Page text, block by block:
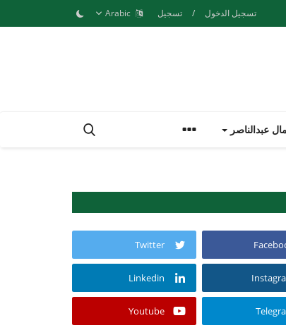
تسجيل الدخول / تسجيل
عبدالناصر
Twitter
Linkedin
Youtube